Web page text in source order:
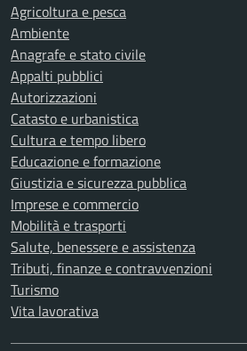
Agricoltura e pesca
Ambiente
Anagrafe e stato civile
Appalti pubblici
Autorizzazioni
Catasto e urbanistica
Cultura e tempo libero
Educazione e formazione
Giustizia e sicurezza pubblica
Imprese e commercio
Mobilità e trasporti
Salute, benessere e assistenza
Tributi, finanze e contravvenzioni
Turismo
Vita lavorativa